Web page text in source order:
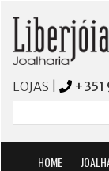
LOJAS +351
HOME